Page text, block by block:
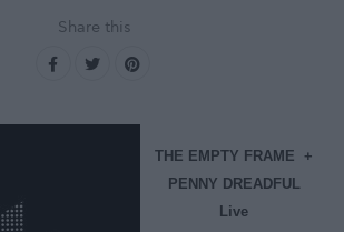
Share this
THE EMPTY FRAME +
PENNY DREADFUL
Live